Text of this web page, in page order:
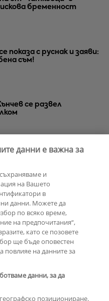
бременност
показа с руснак и заяви:
съм!
се развел
Мадона
данни е важна за
и
на Вашето
в
данни. Можете да
по всяко време,
на предпочитания“,
като се позовете
ще бъде оповестен
на данните за
данни, за да
позициониране.